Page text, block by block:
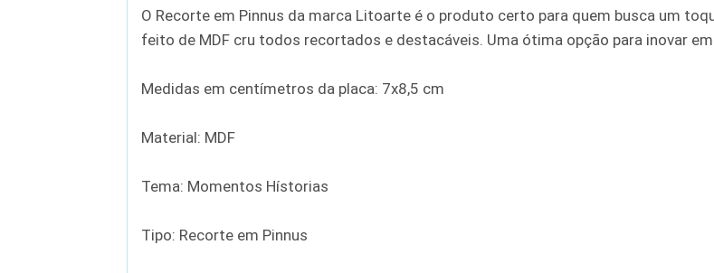
O Recorte em Pinnus da marca Litoarte é o produto certo para quem busca um
feito de MDF cru todos recortados e destacáveis. Uma ótima opção para inovar
Medidas em centímetros da placa: 7x8,5 cm
Material: MDF
Tema: Momentos Hístorias
Tipo: Recorte em Pinnus